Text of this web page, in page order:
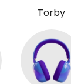
Torby